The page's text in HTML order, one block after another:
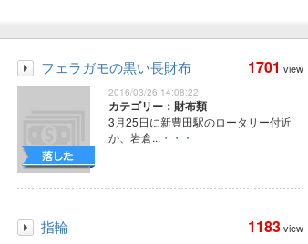
フェラガモの黒い長財布 1701 view
2016/03/26 14:08:22
カテゴリー：財布類
3月25日に新豊田駅のロータリー付近
か、岩倉... ・・・
指輪 1183view